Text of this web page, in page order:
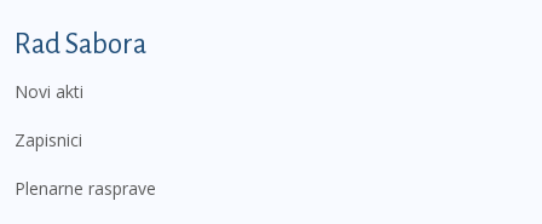
Podnožje prvi izbornik
Rad Sabora
Novi akti
Zapisnici
Plenarne rasprave